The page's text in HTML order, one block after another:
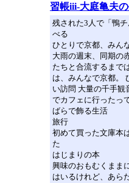
習帳iii-大庭亀夫
残された3人で「鴨
べる
ひとりで京都、みん
大雨の週末、同期の
たちと合流するまで
は、みんなで京都。
い訪問 大量の千手観
でカフェに行ったっ
ばらで飾る生活
旅行
初めて買った文庫本
た
はじまりの本
興味のおもむくまま
はいるけれど、あら